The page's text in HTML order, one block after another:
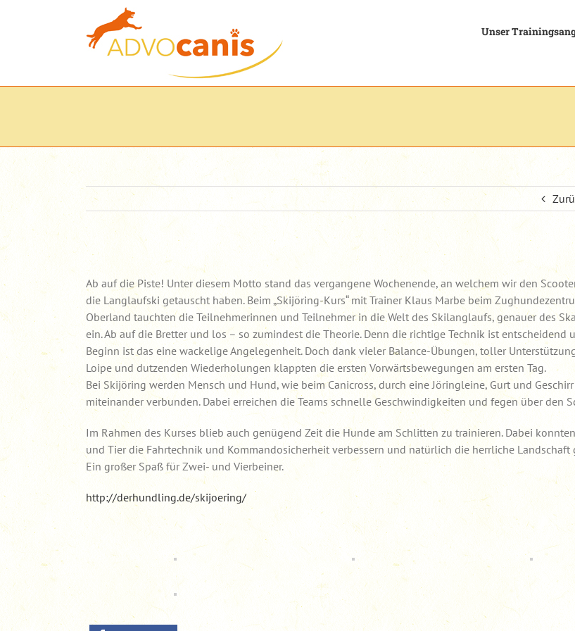
Unser
Zeige
grösseres
Bild
Ab auf die Piste! Unter diesem Motto stand das vergangene Wochenende, an welchem wir den
die Langlaufski getauscht haben. Beim „Skijöring-Kurs“ mit Trainer Klaus Marbe beim
Oberland tauchten die Teilnehmerinnen und Teilnehmer in die Welt des Skilanglaufs, genauer des
ein. Ab auf die Bretter und los – so zumindest die Theorie. Denn die richtige Technik ist entscheidend
Beginn ist das eine wackelige Angelegenheit. Doch dank vieler Balance-Übungen, toller
Loipe und dutzenden Wiederholungen klappten die ersten Vorwärtsbewegungen am ersten Tag.
Bei Skijöring werden Mensch und Hund, wie beim Canicross, durch eine Jöringleine, Gurt und Geschirr
miteinander verbunden. Dabei erreichen die Teams schnelle Geschwindigkeiten und fegen über den
Im Rahmen des Kurses blieb auch genügend Zeit die Hunde am Schlitten zu trainieren. Dabei
und Tier die Fahrtechnik und Kommandosicherheit verbessern und natürlich die herrliche Landschaft
Ein großer Spaß für Zwei- und Vierbeiner.
http://derhundling.de/skijoering/